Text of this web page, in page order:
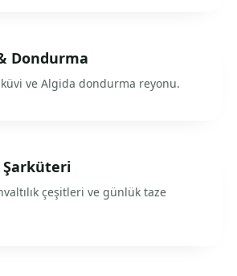
Dondurma
ve Algida dondurma reyonu.
Şarküteri
çeşitleri ve günlük taze